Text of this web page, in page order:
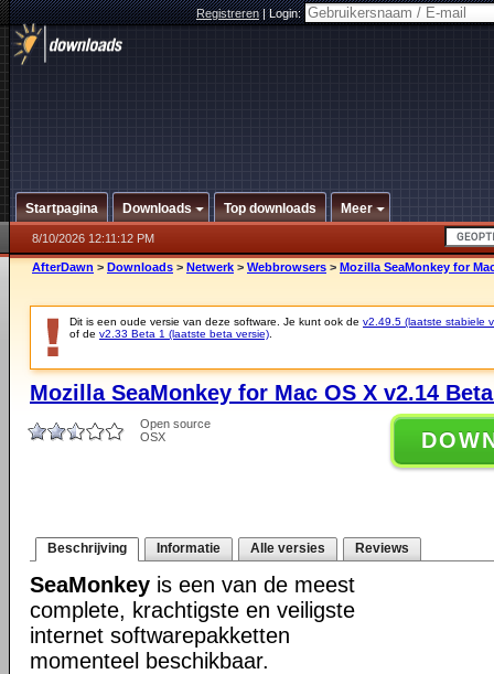
Registreren|Login:
Startpagina Downloads Top downloads Meer
8/10/2026 12:11:12 PM
AfterDawn > Downloads > Netwerk > Webbrowsers > Mozilla SeaMonkey for
Dit is een oude versie van deze software. Je kunt ook de v2.49.5 (laatste stabiele
of de v2.33 Beta 1 (laatste beta versie)
Mozilla SeaMonkey for Mac OS X v2.14
Open source
OSX
Beschrijving Informatie Alle versies Reviews
SeaMonkey is een van de meest
complete, krachtigste en veiligste
internet softwarepakketten
momenteel beschikbaar.